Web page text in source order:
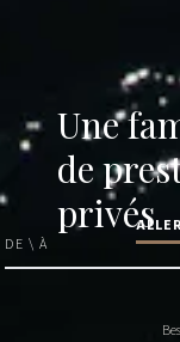
Une
de
privés
DE \ À